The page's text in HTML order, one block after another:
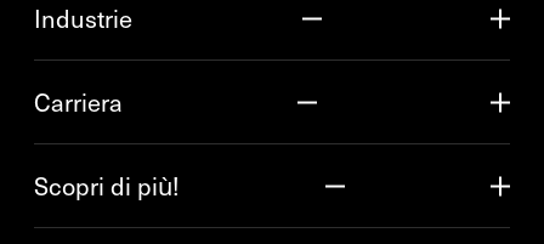
Industrie
Carriera
Scopri di più!